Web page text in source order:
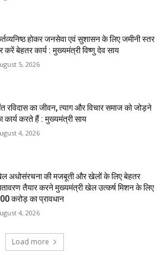
होकर जनसेवा एवं सुशासन के लिए जमीनी स्तर
करें बेहतर कार्य : मुख्यमंत्री विष्णु देव साय
5, 2026
रविदास का जीवन, त्याग और विचार समाज को जोड़ने
कार्य करते हैं : मुख्यमंत्री साय
4, 2026
अधोसंरचना की मजबूती और खेलों के लिए बेहतर
तैयार करने मुख्यमंत्री खेल उत्कर्ष मिशन के लिए
करोड़ का प्रावधान
4, 2026
Load more